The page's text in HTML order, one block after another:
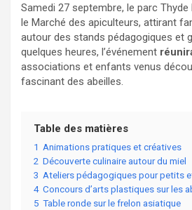
Samedi 27 septembre, le parc Thyde
le Marché des apiculteurs, attirant
autour des stands pédagogiques et
quelques heures, l’événement
associations et enfants venus
fascinant des abeilles.
Table des matières
1 Animations pratiques et créatives
2 Découverte culinaire autour du miel
3 Ateliers pédagogiques pour petits
4 Concours d’arts plastiques sur les
5 Table ronde sur le frelon asiatique